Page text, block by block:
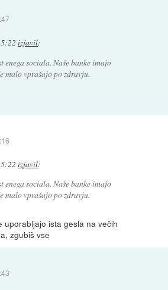
izjavil:
enega sociala. Naše banke imajo
malo vprašajo po zdravju.
izjavil:
enega sociala. Naše banke imajo
malo vprašajo po zdravju.
uporabljajo ista gesla na večih
zgubiš vse